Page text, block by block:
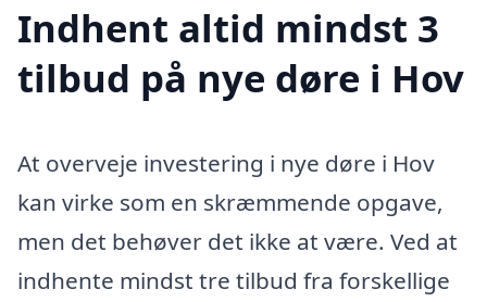
Indhent altid mindst 3
tilbud på nye døre i Hov
At overveje investering i nye døre i Hov
kan virke som en skræmmende opgave,
men det behøver det ikke at være. Ved at
indhente mindst tre tilbud fra forskellige